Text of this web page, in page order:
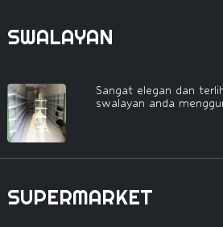
SWALAYAN
Sangat elegan dan
swalayan anda
SUPERMARKET